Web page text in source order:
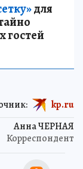
для
гостей
Анна ЧЕРНАЯ
Корреспондент
kp.ru